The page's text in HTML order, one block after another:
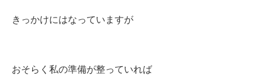
きっかけにはなっていますが
おそらく私の準備が整っていれば